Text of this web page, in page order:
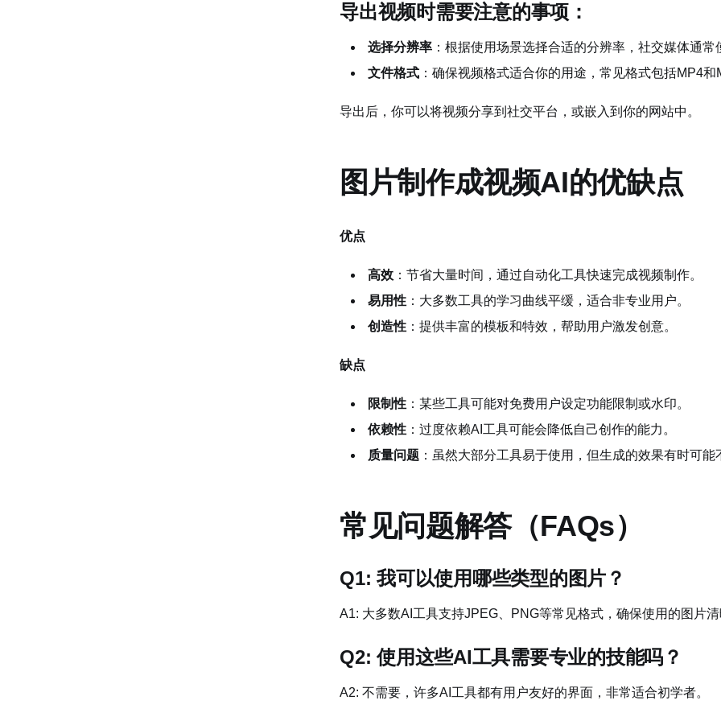
导出视频时需要注意的事项：
选择分辨率 ：根据使用场景选择合适的分辨率，社交媒体通常
文件格式 ：确保视频格式适合你的用途，常见格式包括MP4和
导出后，你可以将视频分享到社交平台，或嵌入到你的网站中。
图片制作成视频AI的优缺点
优点
高效 ：节省大量时间，通过自动化工具快速完成视频制作。
易用性 ：大多数工具的学习曲线平缓，适合非专业用户。
创造性 ：提供丰富的模板和特效，帮助用户激发创意。
缺点
限制性 ：某些工具可能对免费用户设定功能限制或水印。
依赖性 ：过度依赖AI工具可能会降低自己创作的能力。
质量问题 ：虽然大部分工具易于使用，但生成的效果有时可能
常见问题解答（FAQs）
Q1: 我可以使用哪些类型的图片？
A1: 大多数AI工具支持JPEG、PNG等常见格式，确保使用的图片清
Q2: 使用这些AI工具需要专业的技能吗？
A2: 不需要，许多AI工具都有用户友好的界面，非常适合初学者。